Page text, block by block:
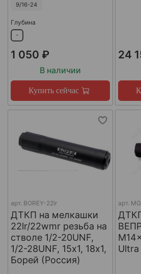
9/16-24
Глубина
-
1 050 ₽
В наличии
Купить сейчас
24
арт. BOREY-22lr
ДТКП на мелкашки
22lr/22wmr резьба на
стволе 1/2-20UNF,
1/2-28UNF, 15х1, 18х1,
Борей (Россия)
арт.
Ultra